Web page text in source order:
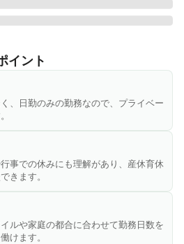
12分程、碧南市にある大正3年設
幹病院と連携して高度医療へのア
が、中小規模の病院としての特色
しての面を併せ持って皆様の日頃
医療を行う事を心がけておりま
しており、看護目線も取り入れた
も特徴。
く、風通しの良い職場環境なの
イント
、日勤のみの勤務なので、プライベー
事での休みにも理解があり、産休育休
きます。
ルや家庭の都合に合わせて勤務日数を
けます。